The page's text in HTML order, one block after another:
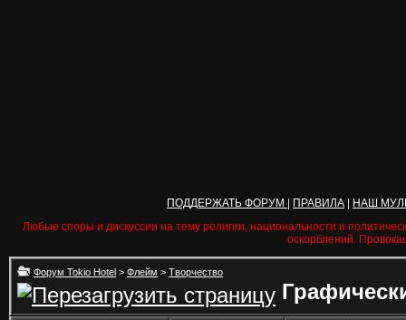
ПОДДЕРЖАТЬ ФОРУМ ПРАВИЛА
НАШ
Любые споры и дискуссии на тему религии, национальности и
оскорблений.
Форум Tokio Hotel > Флейм > Творчество